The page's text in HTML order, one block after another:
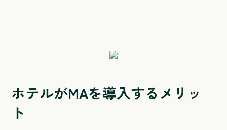
ホテルがMAを導入するメリッ
ト